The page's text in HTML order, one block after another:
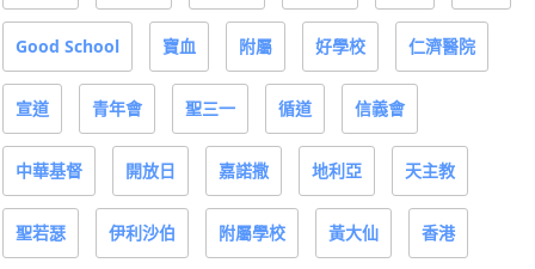
Good School 寶血 附屬 好學校 仁濟醫院
宣道 青年會 聖三一 循道 信義會
中華基督 開放日 嘉諾撒 地利亞 天主教
聖若瑟 伊利沙伯 附屬學校 黃大仙 香港